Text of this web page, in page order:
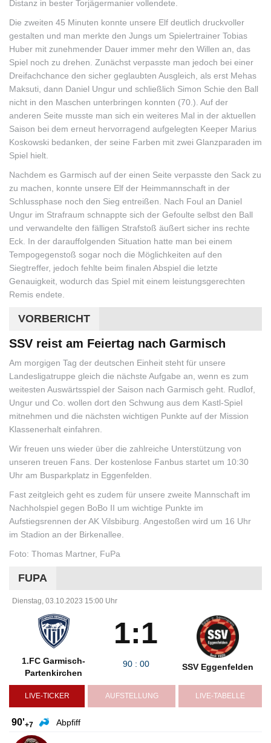
Distanz in bester Torjägermanier vollendete.
Die zweiten 45 Minuten konnte unsere Elf deutlich druckvoller
gestalten und man merkte den Jungs um Spielertrainer Tobias
Huber mit zunehmender Dauer immer mehr den Willen an, das
Spiel noch zu drehen. Zunächst verpasste man jedoch bei einer
Dreifachchance den sicher geglaubten Ausgleich, als erst Mehas
Maksuti, dann Daniel Ungur und schließlich Simon Schie den Ball
nicht in den Maschen unterbringen konnten (70.). Auf der
anderen Seite musste man sich ein weiteres Mal in der aktuellen
Saison bei dem erneut hervorragend aufgelegten Keeper Marius
Koskowski bedanken, der seine Farben mit zwei Glanzparaden im
Spiel hielt.
Nachdem es Garmisch auf der einen Seite verpasste den Sack zu
zu machen, konnte unsere Elf der Heimmannschaft in der
Schlussphase noch den Sieg entreißen. Nach Foul an Daniel
Ungur im Strafraum schnappte sich der Gefoulte selbst den Ball
und verwandelte den fälligen Strafstoß äußert sicher ins rechte
Eck. In der darauffolgenden Situation hatte man bei einem
Tempogegenstoß sogar noch die Möglichkeiten auf den
Siegtreffer, jedoch fehlte beim finalen Abspiel die letzte
Genauigkeit, wodurch das Spiel mit einem leistungsgerechten
Remis endete.
VORBERICHT
SSV reist am Feiertag nach Garmisch
Am morgigen Tag der deutschen Einheit steht für unsere
Landesligatruppe gleich die nächste Aufgabe an, wenn es zum
weitesten Auswärtsspiel der Saison nach Garmisch geht. Rudlof,
Ungur und Co. wollen dort den Schwung aus dem Kastl-Spiel
mitnehmen und die nächsten wichtigen Punkte auf der Mission
Klassenerhalt einfahren.
Wir freuen uns wieder über die zahlreiche Unterstützung von
unseren treuen Fans. Der kostenlose Fanbus startet um 10:30
Uhr am Busparkplatz in Eggenfelden.
Fast zeitgleich geht es zudem für unsere zweite Mannschaft im
Nachholspiel gegen BoBo II um wichtige Punkte im
Aufstiegsrennen der AK Vilsbiburg. Angestoßen wird um 16 Uhr
im Stadion an der Birkenallee.
Foto: Thomas Martner, FuPa
FUPA
Dienstag, 03.10.2023 15:00 Uhr
1.FC Garmisch-
Partenkirchen
1:1
90 : 00 SSV Eggenfelden
LIVE-TICKER AUFSTELLUNG LIVE-TABELLE
90'+7 Abpfiff